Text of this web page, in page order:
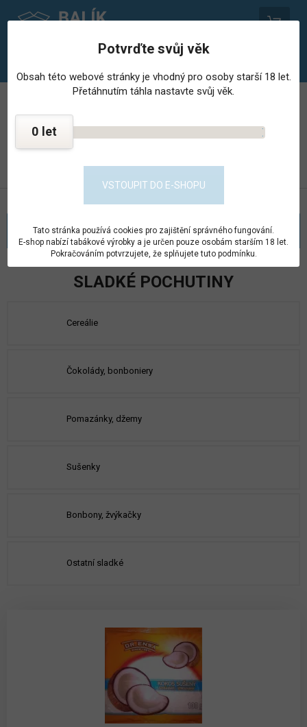
PROVOZOVNA STŘEDISKA HOSPODÁŘSKÉ ČINNNOSTI
KONTAKT
KATEGORIE
SLADKÉ POCHUTINY
Cereálie
Čokolády, bonboniery
Pomazánky, džemy
Sušenky
Bonbony, žvýkačky
Ostatní sladké
Potvrďte svůj věk
Obsah této webové stránky je vhodný pro osoby starší 18 let.
Přetáhnutím táhla nastavte svůj věk.
0
VSTOUPIT DO E-SHOPU
Tato stránka používá cookies pro zajištění správného fungování.
E-shop nabízí tabákové výrobky a je určen pouze osobám starším 18 let.
Pokračováním potvrzujete, že splňujete tuto podmínku.